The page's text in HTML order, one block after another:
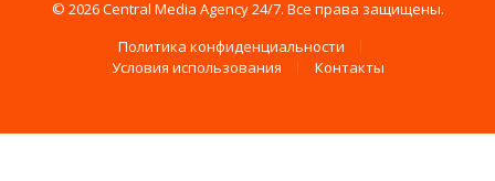
© 2026 Central Media Agency 24/7. Все права защищены.
Политика конфиденциальности
Условия использования
Контакты